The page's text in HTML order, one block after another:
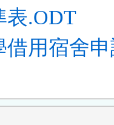
表.ODT
借用宿舍